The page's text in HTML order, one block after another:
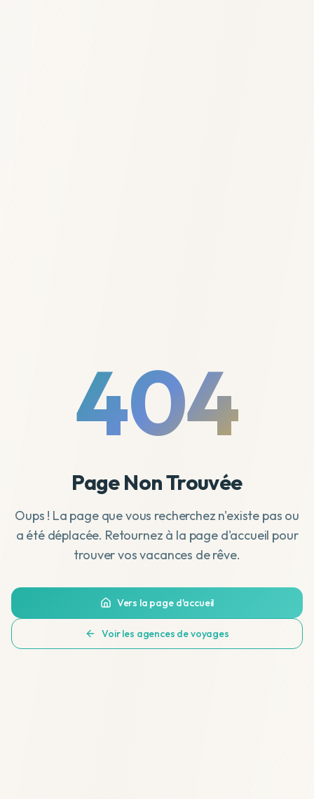
404
Page Non Trouvée
Oups ! La page que vous recherchez n'existe pas ou
a été déplacée. Retournez à la page d'accueil pour
trouver vos vacances de rêve.
Vers la page d'accueil
Voir les agences de voyages